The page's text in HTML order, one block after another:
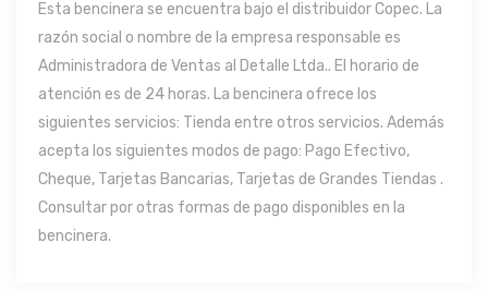
Esta bencinera se encuentra bajo el distribuidor Copec. La
razón social o nombre de la empresa responsable es
Administradora de Ventas al Detalle Ltda.. El horario de
atención es de 24 horas. La bencinera ofrece los
siguientes servicios: Tienda entre otros servicios. Además
acepta los siguientes modos de pago: Pago Efectivo,
Cheque, Tarjetas Bancarias, Tarjetas de Grandes Tiendas .
Consultar por otras formas de pago disponibles en la
bencinera.